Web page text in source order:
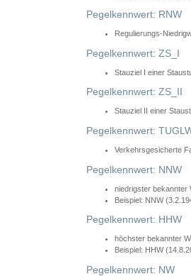
Pegelkennwert: RNW
Regulierungs-
Pegelkennwert: ZS_I
Stauziel I einer
Pegelkennwert: ZS_II
Stauziel II einer
Pegelkennwert:
Verkehrsgesicherte
Pegelkennwert: NNW
niedrigster bekannter
Beispiel: NNW
Pegelkennwert: HHW
höchster bekannter
Beispiel: HHW
Pegelkennwert: NW